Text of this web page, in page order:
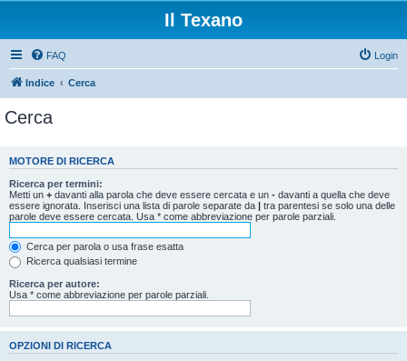
Il Texano
FAQ Login
Indice Cerca
Cerca
MOTORE DI RICERCA
Ricerca per termini:
Metti un + davanti alla parola che deve essere cercata e un - davanti a quella che deve
essere ignorata. Inserisci una lista di parole separate da | tra parentesi se solo una delle
parole deve essere cercata. Usa * come abbreviazione per parole parziali.
Cerca per parola o usa frase esatta
Ricerca qualsiasi termine
Ricerca per autore:
Usa * come abbreviazione per parole parziali.
OPZIONI DI RICERCA